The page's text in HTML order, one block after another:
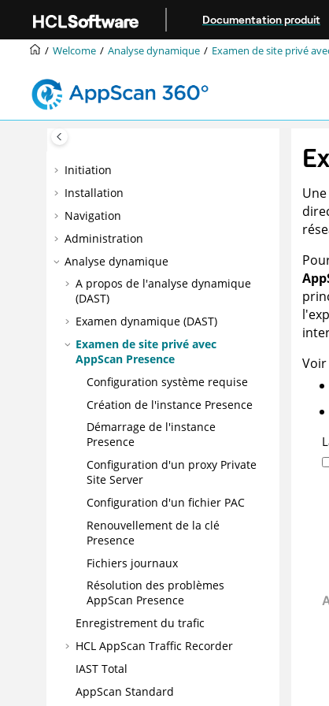
Documentation produit
Welcome Analyse dynamique Examen de site privé
Initiation
Installation
Navigation
Administration
Analyse dynamique
A propos de l'analyse dynamique
(DAST)
Examen dynamique (DAST)
Examen de site privé avec
AppScan Presence
Configuration système requise
Création de l'instance Presence
Démarrage de l'instance
Presence
Configuration d'un proxy Private
Site Server
Configuration d'un fichier PAC
Renouvellement de la clé
Presence
Fichiers journaux
Résolution des problèmes
AppScan Presence
Enregistrement du trafic
HCL AppScan Traffic Recorder
IAST Total
AppScan Standard
Voir